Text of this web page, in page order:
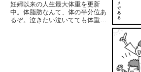
妊婦以来の人生最大体重を更新
中。体脂肪なんて、体の半分位あ
るぞ。泣きたい泣いてても体重は